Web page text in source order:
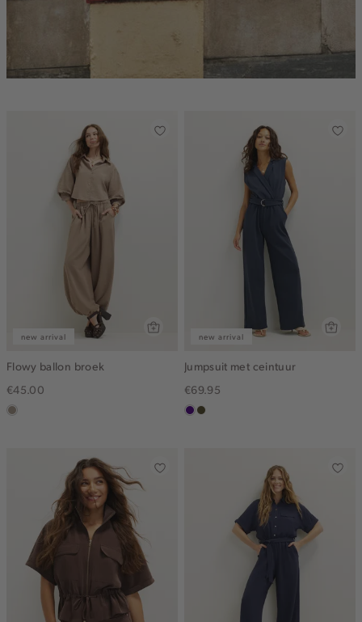
new arrival
Flowy ballon broek
€45.00
taupe,
new arrival
Jumpsuit met ceintuur
€69.95
indigogroen,